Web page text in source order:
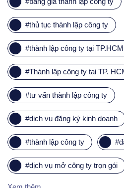
#thủ tục thành lập công ty
#thành lập công ty tại TP.HCM
#Thành lập công ty tại TP.
#tư vấn thành lập công ty
#dịch vụ đăng ký kinh doanh
#thành lập công ty #
#dịch vụ mở công ty trọn gói